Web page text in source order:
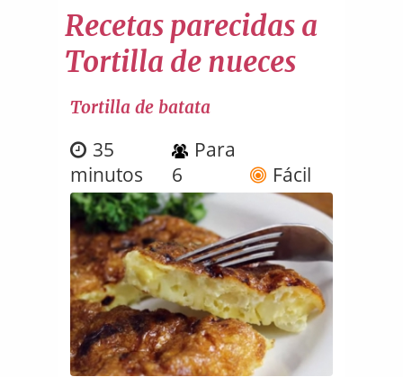
Recetas parecidas a
Tortilla de nueces
Tortilla de batata
35
minutos
Para
6
Fácil